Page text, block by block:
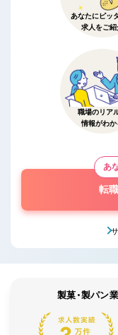
あなたにピッ
求人をご紹
職場のリア
情報がわか
あ
転
製菓・製パン